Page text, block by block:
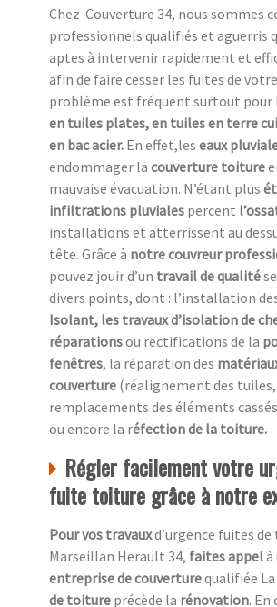
Chez Couverture 34, nous sommes
professionnels qualifiés et aguerris
aptes à intervenir rapidement et
afin de faire cesser les fuites de
problème est fréquent surtout pour
en tuiles plates, en tuiles en terre
en bac acier. En effet,les eaux
endommager la couverture toiture
mauvaise évacuation. N’étant plus
infiltrations pluviales percent
installations et atterrissent au
tête. Grâce à notre couvreur
pouvez jouir d’un travail de qualité
divers points, dont : l’installation
Isolant, les travaux d’isolation de
réparationsou rectifications de la
fenêtres, la réparation des
couverture (réalignement des tuiles,
remplacements des éléments
ou encore la réfection de la toiture.
Régler facilement votre
fuite toiture grâce à notre
Pour vos travauxd’urgence fuites
Marseillan Herault 34, faites appelà
entreprise de couverturequalifiée La
de toiture précède la rénovation. En